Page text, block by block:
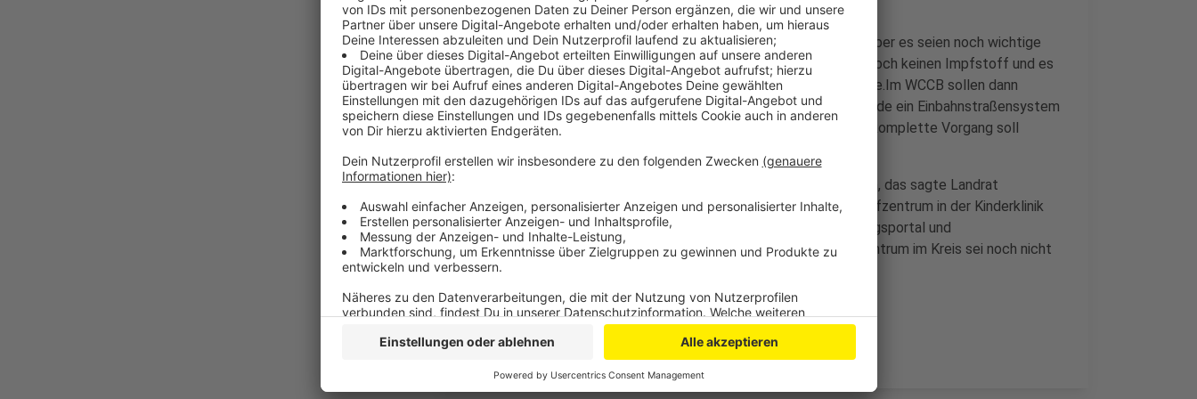
Das Impfzentrum soll zwar wie geplant ab Dienstag bereit sein, aber es seien noch wichtige
organisatorische Fragen offen, so Dörner. Zum Beispiel gebe es noch keinen Impfstoff und es
sei noch nicht klar, nach welchen Kriterien die Terminvergabe laufe.Im WCCB sollen dann
täglich bis zu 1.000 Menschen geimpft werden können. Dafür wurde ein Einbahnstraßensystem
mit mehreren Einlasskontrollen und Impfboxen eingerichtet. Der komplette Vorgang soll
Auch im Kreis wird es noch Wochen bis zur ersten Impfung dauern, das sagte Landrat
Sebastian Schuster heute. Derzeit werde rund um die Uhr am Impfzentrum in der Kinderklinik
gearbeitet. Es soll zusätzlich noch eine Leichtbauhalle als Eingangsportal und
Registrierungsstelle aufgebaut werden. Über ein zweites Impfzentrum im Kreis sei noch nicht
entschieden worden, so Schuster weiter.
Anzeige